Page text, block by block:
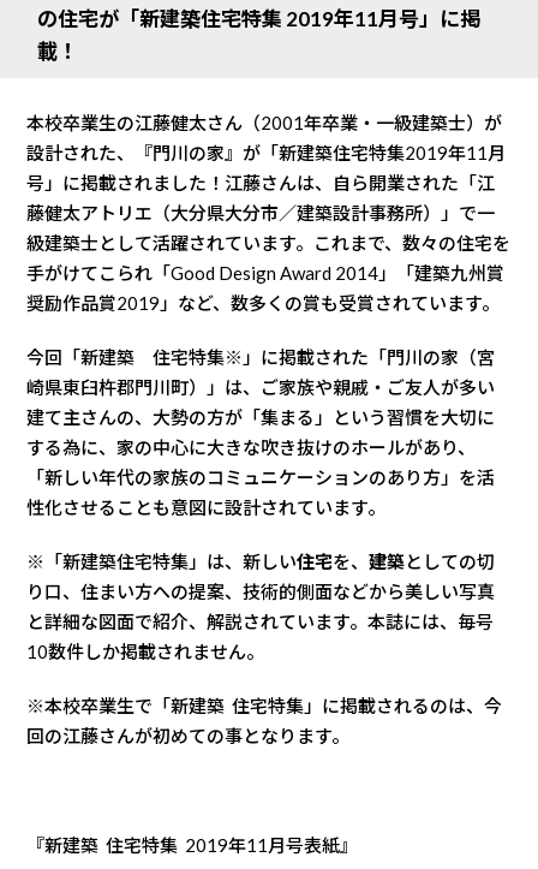
の住宅が「新建築住宅特集 2019年11月号」に掲
載！
本校卒業生の江藤健太さん（2001年卒業・一級建築士）が
設計された、『門川の家』が「新建築住宅特集2019年11月
号」に掲載されました！江藤さんは、自ら開業された「江
藤健太アトリエ（大分県大分市／建築設計事務所）」で一
級建築士として活躍されています。これまで、数々の住宅を
手がけてこられ「Good Design Award 2014」「建築九州賞
奨励作品賞2019」など、数多くの賞も受賞されています。
今回「新建築 住宅特集※」に掲載された「門川の家（宮
崎県東臼杵郡門川町）」は、ご家族や親戚・ご友人が多い
建て主さんの、大勢の方が「集まる」という習慣を大切に
する為に、家の中心に大きな吹き抜けのホールがあり、
「新しい年代の家族のコミュニケーションのあり方」を活
性化させることも意図に設計されています。
※「新建築住宅特集」は、新しい住宅を、建築としての切
り口、住まい方への提案、技術的側面などから美しい写真
と詳細な図面で紹介、解説されています。本誌には、毎号
10数件しか掲載されません。
※本校卒業生で「新建築 住宅特集」に掲載されるのは、今
回の江藤さんが初めての事となります。
『新建築 住宅特集 2019年11月号表紙』